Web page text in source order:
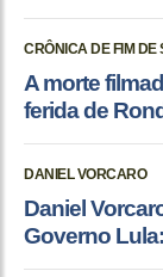
CRÔNICA DE FIM DE
A morte
ferida de
DANIEL VORCARO
Daniel
Governo